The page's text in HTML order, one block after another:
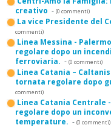
creativo - (0 commenti)
La vice Presidente del
commenti)
Linea Messina -
regolare dopo un
ferroviaria. - (0 commenti)
Linea Catania –
tornata regolare dopo
commenti)
Linea Catania
regolare dopo un
temperature. - (0 commenti)